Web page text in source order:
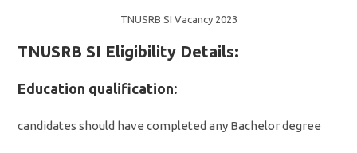
TNUSRB SI Vacancy 2023
TNUSRB SI Eligibility Details:
Education qualification:
candidates should have completed any Bachelor degree